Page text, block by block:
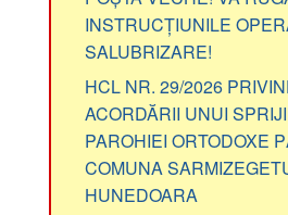
INSTRUCȚIUNILE
SALUBRIZARE!
HCL NR. 29/2026
ACORDĂRII UNUI
PAROHIEI ORTODOXE
COMUNA
HUNEDOARA